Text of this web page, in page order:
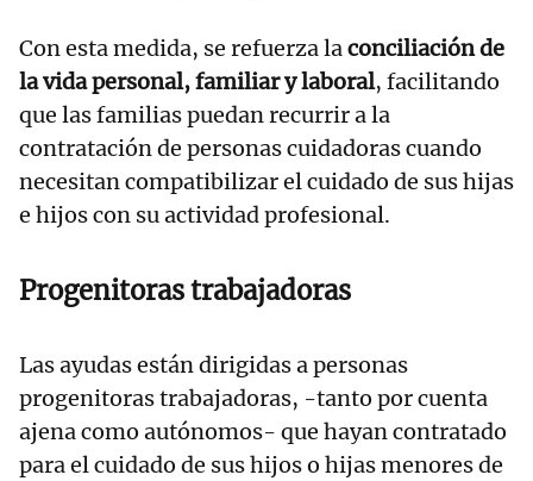
Con esta medida, se refuerza laconciliación de
la vida personal, familiar y laboral, facilitando
que las familias puedan recurrir a la
contratación de personas cuidadoras cuando
necesitan compatibilizar el cuidado de sus hijas
e hijos con su actividad profesional.
Progenitoras trabajadoras
Las ayudas están dirigidas a personas
progenitoras trabajadoras, -tanto por cuenta
ajena como autónomos- que hayan contratado
para el cuidado de sus hijos o hijas menores de